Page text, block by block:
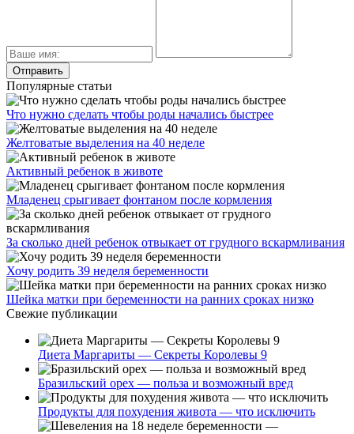
Популярные статьи
Что нужно сделать чтобы роды начались быстрее
Желтоватые выделения на 40 неделе
Активный ребенок в животе
Младенец срыгивает фонтаном после кормления
За сколько дней ребенок отвыкает от грудного вскармливания
Хочу родить 39 неделя беременности
Шейка матки при беременности на ранних сроках низко
Свежие публикации
Диета Маргариты — Секреты Королевы 9
Бразильский орех — польза и возможный вред
Продукты для похудения живота — что исключить